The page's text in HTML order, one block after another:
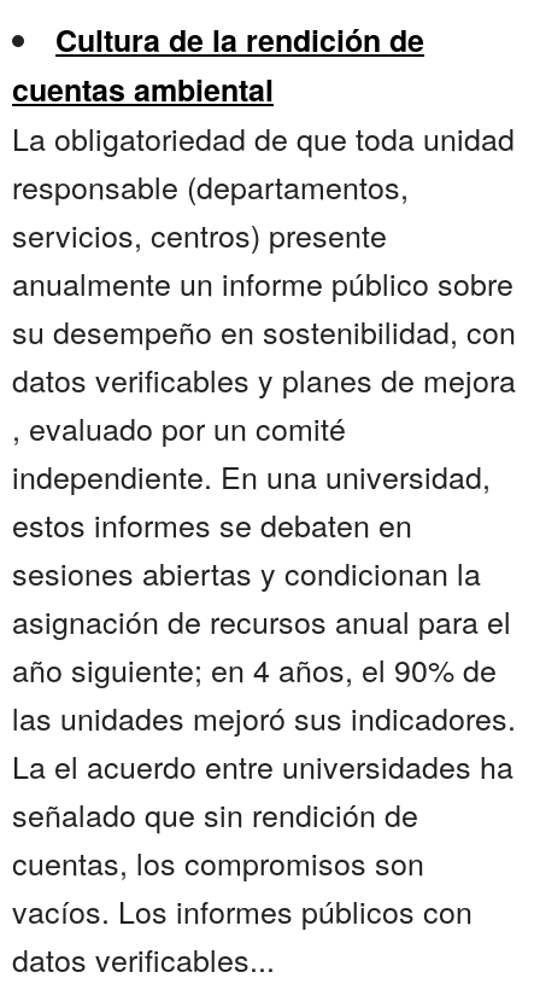
Cultura de la rendición de
cuentas ambiental
La obligatoriedad de que toda unidad
responsable (departamentos,
servicios, centros) presente
anualmente un informe público sobre
su desempeño en sostenibilidad, con
datos verificables y planes de mejora
, evaluado por un comité
independiente. En una universidad,
estos informes se debaten en
sesiones abiertas y condicionan la
asignación de recursos anual para el
año siguiente; en 4 años, el 90% de
las unidades mejoró sus indicadores.
La el acuerdo entre universidades ha
señalado que sin rendición de
cuentas, los compromisos son
vacíos. Los informes públicos con
datos verificables...